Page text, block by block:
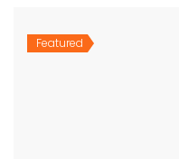
Featured